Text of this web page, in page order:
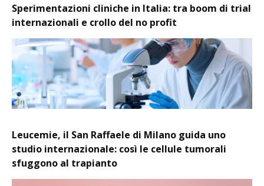
Sperimentazioni cliniche in Italia: tra boom di trial
internazionali e crollo del no profit
Leucemie, il San Raffaele di Milano guida uno
studio internazionale: così le cellule tumorali
sfuggono al trapianto